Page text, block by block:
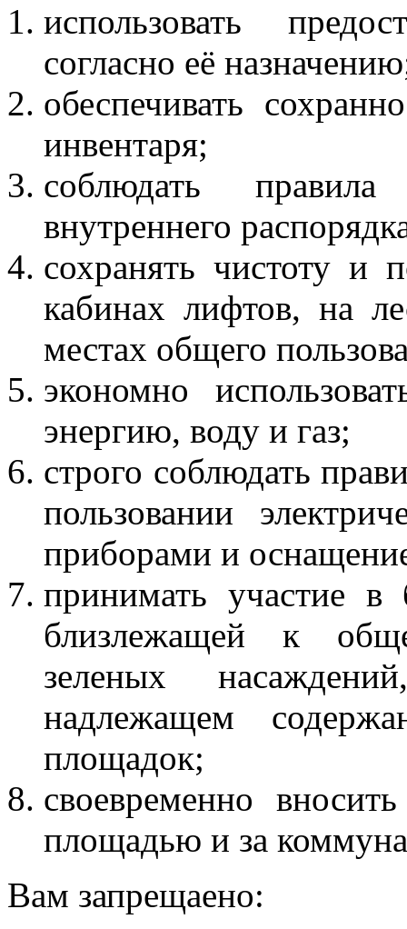
использовать
согласно её
обеспечивать
инвентаря;
соблюдать
внутреннего
сохранять чистоту
кабинах лифтов, на
местах общего
экономно
энергию, воду и газ;
строго соблюдать
пользовании
приборами и
принимать участие в
близлежащей к
зеленых
надлежащем
площадок;
своевременно
площадью и за
Вам запрещаено: